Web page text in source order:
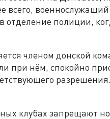
всего,
отделение полиции,
членом донской
при нём, спокойно
клубах запрещают